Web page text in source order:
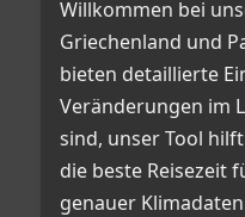
Willkommen bei
Griechenland und
bieten detaillierte
Veränderungen im
sind, unser Tool
die beste Reisezeit
genauer